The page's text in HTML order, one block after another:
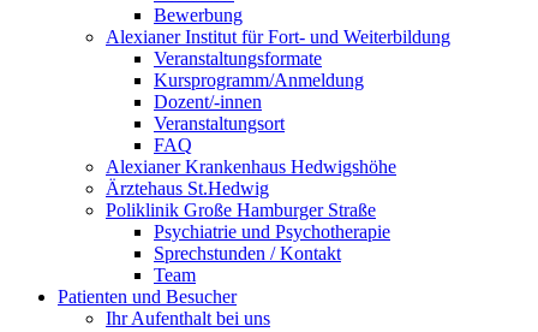
Bewerbung
Alexianer Institut für Fort- und Weiterbildung
Veranstaltungsformate
Kursprogramm/Anmeldung
Dozent/-innen
Veranstaltungsort
FAQ
Alexianer Krankenhaus Hedwigshöhe
Ärztehaus St.Hedwig
Poliklinik Große Hamburger Straße
Psychiatrie und Psychotherapie
Sprechstunden / Kontakt
Team
Patienten und Besucher
Ihr Aufenthalt bei uns